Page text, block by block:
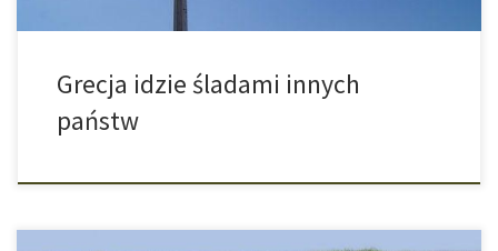
Grecja idzie śladami innych
państw